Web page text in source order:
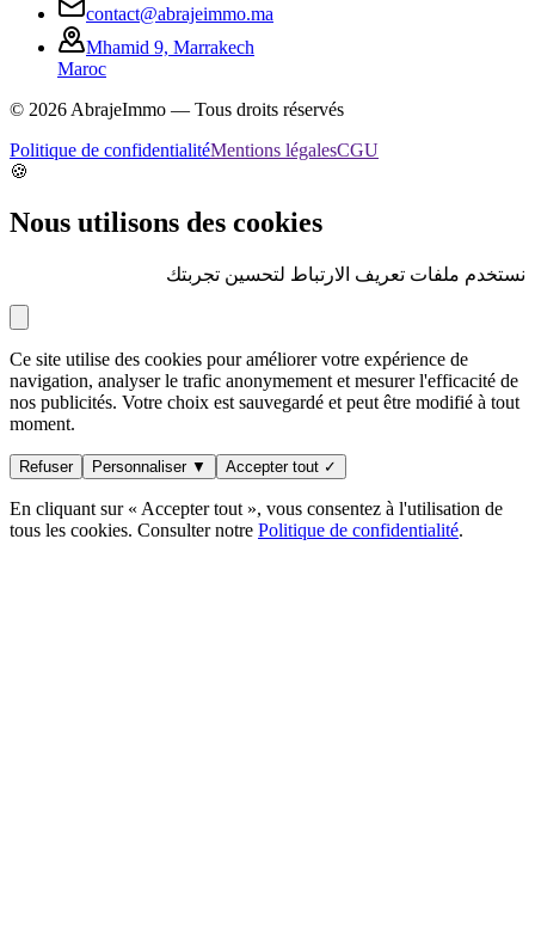
contact@abrajeimmo.ma
Mhamid 9, Marrakech
Maroc
© 2026AbrajeImmo — Tous droits réservés
Politique de confidentialitéMentions légalesCGU
🍪
Nous utilisons des cookies
نستخدم ملفات تعريف الارتباط لتحسين تجربتك
Ce site utilise des cookies pour améliorer votre expérience de
navigation, analyser le trafic anonymement et mesurer l'efficacité de
nos publicités. Votre choix est sauvegardé et peut être modifié à tout
moment.
Refuser Personnaliser ▼ Accepter tout ✓
En cliquant sur « Accepter tout », vous consentez à l'utilisation de
tous les cookies. Consulter notre Politique de confidentialité.